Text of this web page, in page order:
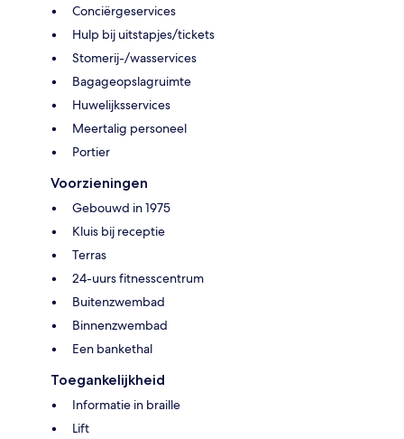
Conciërgeservices
Hulp bij uitstapjes/tickets
Stomerij-/wasservices
Bagageopslagruimte
Huwelijksservices
Meertalig personeel
Portier
Voorzieningen
Gebouwd in 1975
Kluis bij receptie
Terras
24-uurs fitnesscentrum
Buitenzwembad
Binnenzwembad
Een bankethal
Toegankelijkheid
Informatie in braille
Lift